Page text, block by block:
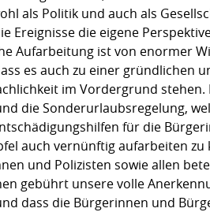
als Politik und auch als
Ereignisse die eigene
Aufarbeitung ist von enormer
es auch zu einer gründlichen
im Vordergrund stehen.
die Sonderurlaubsregelung,
für die
auch vernünftig aufarbeiten zu
und Polizisten sowie allen
gebührt unsere volle
dass die Bürgerinnen und